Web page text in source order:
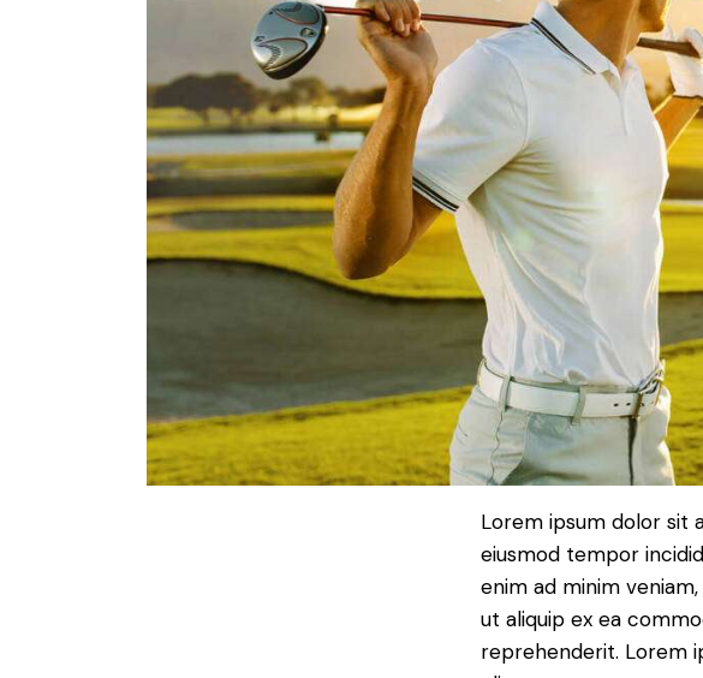
Lorem ipsum dolor sit
eiusmod tempor
enim ad minim
ut aliquip ex ea
reprehenderit. Lorem